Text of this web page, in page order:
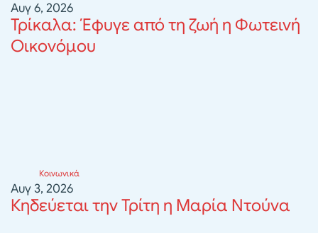
Αυγ 6, 2026
Τρίκαλα: Έφυγε από τη ζωή η Φωτεινή
Οικονόμου
Κοινωνικά
Αυγ 3, 2026
Κηδεύεται την Τρίτη η Μαρία Ντούνα